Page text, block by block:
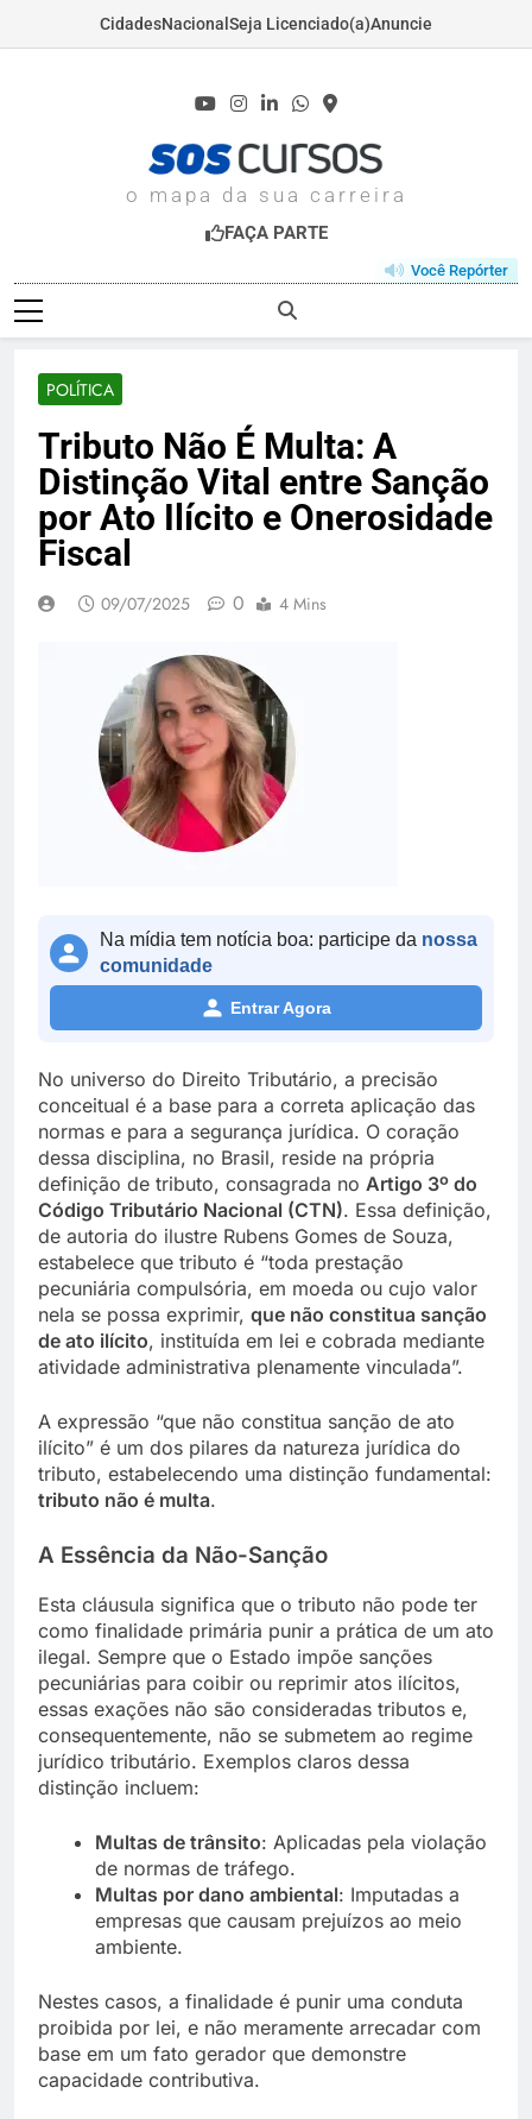
CidadesNacional Seja Licenciado(a)Anuncie
o mapa da sua carreira
FAÇA PARTE
Você Repórter
POLÍTICA
Tributo Não É Multa: A
Distinção Vital entre Sanção
por Ato Ilícito e Onerosidade
Fiscal
09/07/2025 0 4 Mins
Na mídia tem notícia boa: participe da nossa
comunidade
Entrar Agora
No universo do Direito Tributário, a precisão
conceitual é a base para a correta aplicação das
normas e para a segurança jurídica. O coração
dessa disciplina, no Brasil, reside na própria
definição de tributo, consagrada no Artigo 3º do
Código Tributário Nacional (CTN). Essa definição,
de autoria do ilustre Rubens Gomes de Souza,
estabelece que tributo é “toda prestação
pecuniária compulsória, em moeda ou cujo valor
nela se possa exprimir, que não constitua sanção
de ato ilícito, instituída em lei e cobrada mediante
atividade administrativa plenamente vinculada”.
A expressão “que não constitua sanção de ato
ilícito” é um dos pilares da natureza jurídica do
tributo, estabelecendo uma distinção fundamental:
tributo não é multa.
A Essência da Não-Sanção
Esta cláusula significa que o tributo não pode ter
como finalidade primária punir a prática de um ato
ilegal. Sempre que o Estado impõe sanções
pecuniárias para coibir ou reprimir atos ilícitos,
essas exações não são consideradas tributos e,
consequentemente, não se submetem ao regime
jurídico tributário. Exemplos claros dessa
distinção incluem:
Multas de trânsito: Aplicadas pela violação
de normas de tráfego.
Multas por dano ambiental: Imputadas a
empresas que causam prejuízos ao meio
ambiente.
Nestes casos, a finalidade é punir uma conduta
proibida por lei, e não meramente arrecadar com
base em um fato gerador que demonstre
capacidade contributiva.